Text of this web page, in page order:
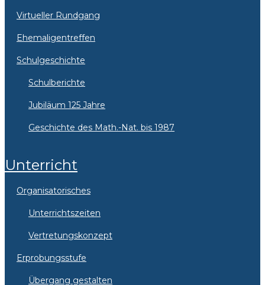
Virtueller Rundgang
Ehemaligentreffen
Schulgeschichte
Schulberichte
Jubiläum 125 Jahre
Geschichte des Math.-Nat. bis 1987
Unterricht
Organisatorisches
Unterrichtszeiten
Vertretungskonzept
Erprobungsstufe
Übergang gestalten